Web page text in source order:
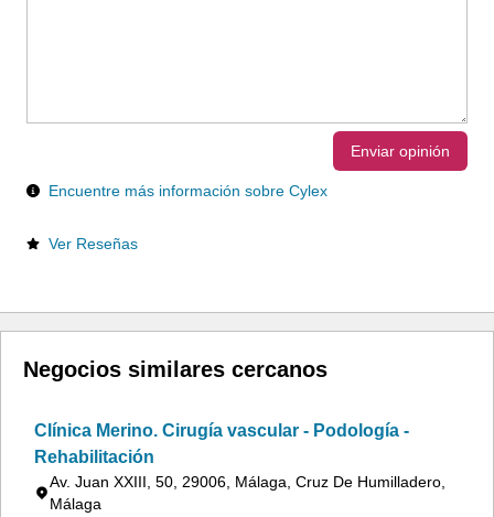
Enviar opinión
Encuentre más información sobre Cylex
Ver Reseñas
Negocios similares cercanos
Clínica Merino. Cirugía vascular - Podología -
Rehabilitación
Av. Juan XXIII, 50, 29006, Málaga, Cruz De Humilladero,
Málaga